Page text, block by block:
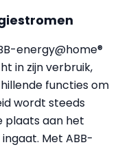
energy@home®
in zijn verbruik,
functies om
wordt steeds
plaats aan het
Met ABB-